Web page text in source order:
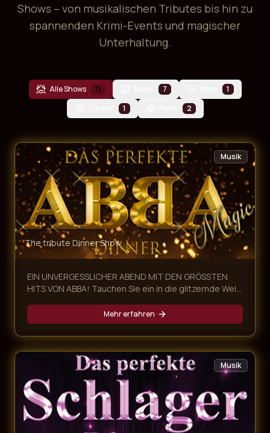
Shows – von musikalischen Tributes bis hin zu
spannenden Krimi-Events und magischer
Unterhaltung.
Alle Shows 11 7
1
1 2
Musik
The tribute Dinner Show
EIN UNVERGESSLICHER ABEND MIT DEN GRÖSSTEN
HITS VON ABBA! Tauchen Sie ein in die glitzernde Welt
Show voller Nostalgie, Glamour und unvergesslicher
Musik! Unsere ABBA Dinner Show kombiniert ein
exklusives mehrgängiges Menü mit einer
atemberaubenden Live-Performance der größten
ABBA-Hits – ein Abend, der alle Sinne begeistert.
Mehr erfahren
Musik